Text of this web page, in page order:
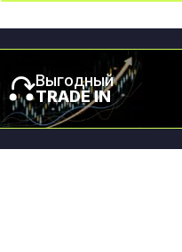
Выгодный
TRADE IN